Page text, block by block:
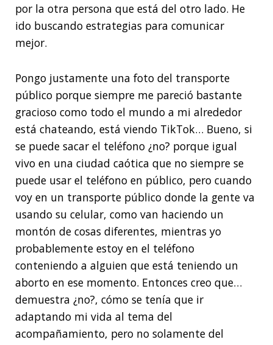
por la otra persona que está del otro lado. He
ido buscando estrategias para comunicar
mejor.
Pongo justamente una foto del transporte
público porque siempre me pareció bastante
gracioso como todo el mundo a mi alrededor
está chateando, está viendo TikTok… Bueno, si
se puede sacar el teléfono ¿no? porque igual
vivo en una ciudad caótica que no siempre se
puede usar el teléfono en público, pero cuando
voy en un transporte público donde la gente va
usando su celular, como van haciendo un
montón de cosas diferentes, mientras yo
probablemente estoy en el teléfono
conteniendo a alguien que está teniendo un
aborto en ese momento. Entonces creo que…
demuestra ¿no?, cómo se tenía que ir
adaptando mi vida al tema del
acompañamiento, pero no solamente del